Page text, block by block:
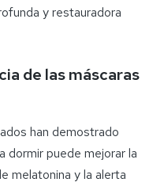
y restauradora
de las máscaras
han demostrado
dormir puede mejorar la
melatonina y la alerta